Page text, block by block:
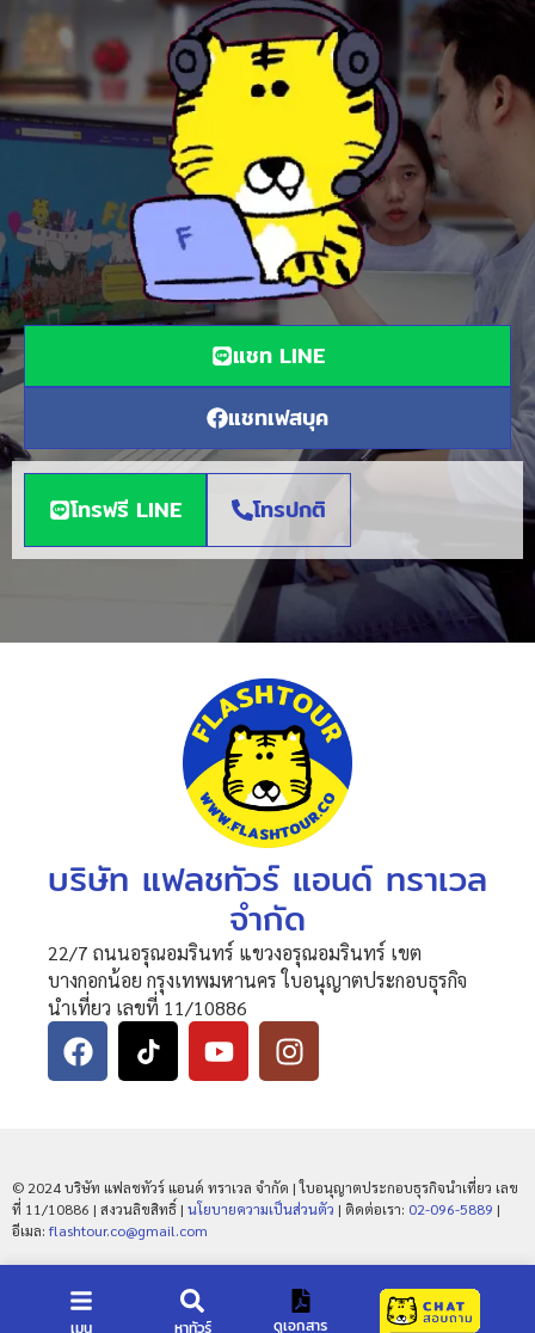
เมนู หาทัวร์ ดูเอกสาร
แชท LINE
แชทเฟสบุค
โทรฟรี LINE โทรปกติ
บริษัท แฟลชทัวร์ แอนด์ ทราเวล
จำกัด
22/7 ถนนอรุณอมรินทร์ แขวงอรุณอมรินทร์ เขต
บางกอกน้อย กรุงเทพมหานคร ใบอนุญาตประกอบธุรกิจ
นำเที่ยว เลขที่ 11/10886
© 2024 บริษัท แฟลชทัวร์ แอนด์ ทราเวล จำกัด | ใบอนุญาตประกอบธุรกิจนำเที่ยว เลข
ที่ 11/10886 | สงวนลิขสิทธิ์ | นโยบายความเป็นส่วนตัว | ติดต่อเรา: 02-096-5889 |
อีเมล: flashtour.co@gmail.com